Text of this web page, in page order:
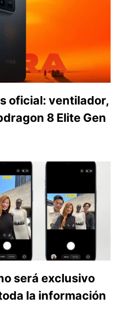
oficial: ventilador,
8 Elite Gen
será exclusivo
la información